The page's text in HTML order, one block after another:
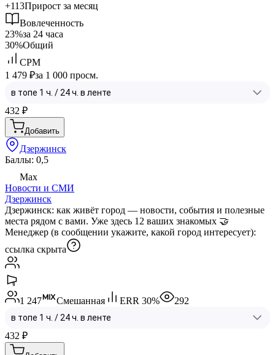
+113Прирост за месяц
Вовлеченность
23%за 24 часа
30%Общий
CPM
1 479 ₽за 1 000 просм.
432 ₽
Добавить
Дзержинск
Баллы: 0,5
Max
Новости и СМИ
Дзержинск
Дзержинск: как живёт город — новости, события и полезные
места рядом с вами. Уже здесь 12 ваших знакомых 🤝
Менеджер (в сообщении укажите, какой город интересует):
ссылка скрыта
1 247 Смешанная ERR 30% 292
432 ₽